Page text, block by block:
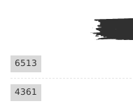
6513
4361